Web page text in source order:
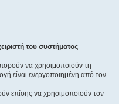
του συστήματος
να χρησιμοποιούν τη
είναι ενεργοποιημένη από τον
επίσης να χρησιμοποιούν τον